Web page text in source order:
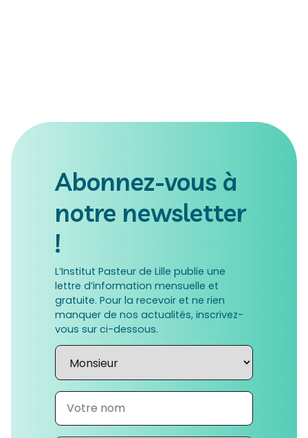
Abonnez-vous à
notre newsletter
!
L’Institut Pasteur de Lille publie une
lettre d’information mensuelle et
gratuite. Pour la recevoir et ne rien
manquer de nos actualités, inscrivez-
vous sur ci-dessous.